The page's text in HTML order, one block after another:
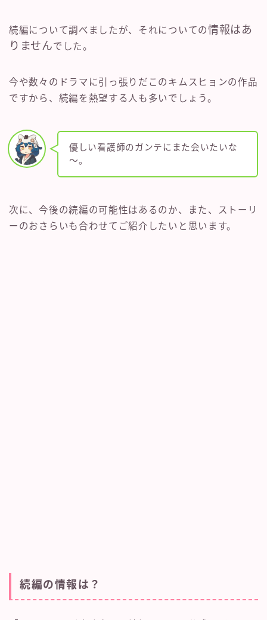
続編について調べましたが、それについての情報はあ
りませんでした。
今や数々のドラマに引っ張りだこのキムスヒョンの作品
ですから、続編を熱望する人も多いでしょう。
優しい看護師のガンテにまた会いたいな
～。
次に、今後の続編の可能性はあるのか、また、ストーリ
ーのおさらいも合わせてご紹介したいと思います。
続編の情報は？